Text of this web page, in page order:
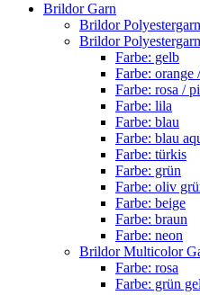
Brildor Garn
Brildor
Brildor
Farbe: gelb
Farbe: orange
Farbe: rosa /
Farbe: lila
Farbe: blau
Farbe: blau
Farbe: türkis
Farbe: grün
Farbe: oliv
Farbe: beige
Farbe: braun
Farbe: neon
Brildor Multicolor
Farbe: rosa
Farbe: grün